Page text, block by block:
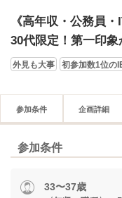
《高年収・公務員・
30代限定！第一印
外見も大事 初参加数1位の
参加条件 企画詳細
参加条件
33〜37歳